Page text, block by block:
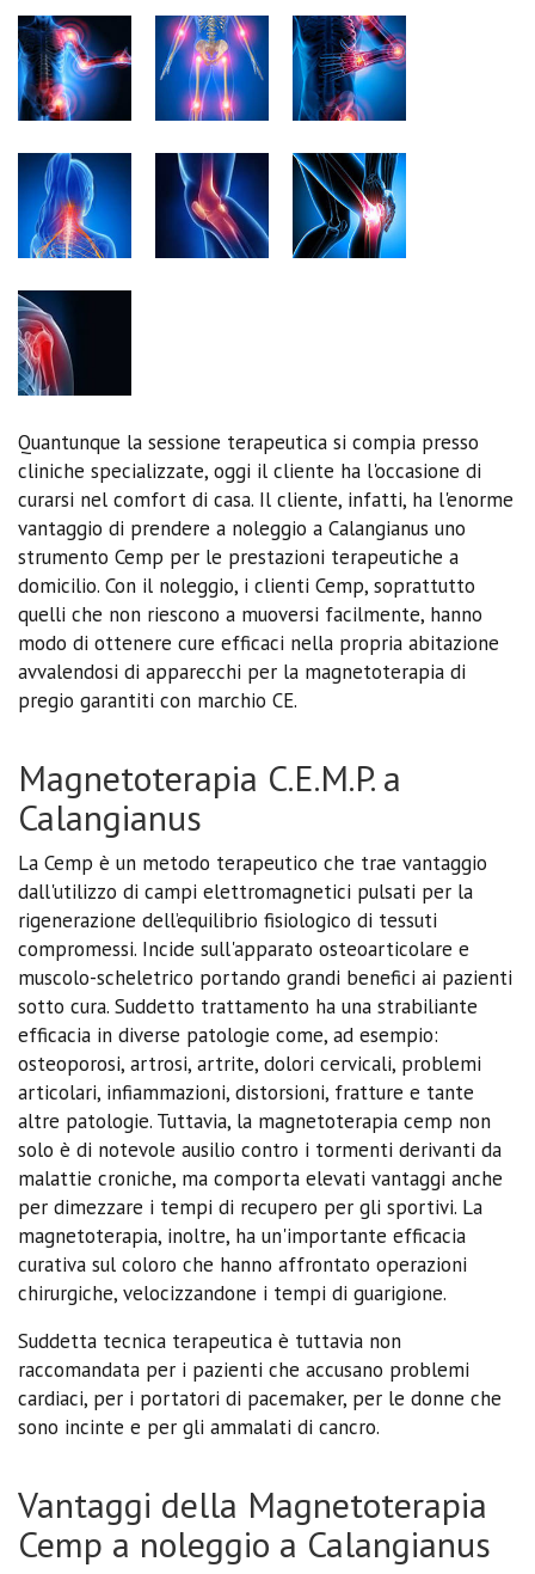
Quantunque la sessione terapeutica si compia presso
cliniche specializzate, oggi il cliente ha l'occasione di
curarsi nel comfort di casa. Il cliente, infatti, ha l'enorme
vantaggio di prendere a noleggio a Calangianus uno
strumento Cemp per le prestazioni terapeutiche a
domicilio. Con il noleggio, i clienti Cemp, soprattutto
quelli che non riescono a muoversi facilmente, hanno
modo di ottenere cure efficaci nella propria abitazione
avvalendosi di apparecchi per la magnetoterapia di
pregio garantiti con marchio CE.
Magnetoterapia C.E.M.P. a
Calangianus
La Cemp è un metodo terapeutico che trae vantaggio
dall'utilizzo di campi elettromagnetici pulsati per la
rigenerazione dell’equilibrio fisiologico di tessuti
compromessi. Incide sull'apparato osteoarticolare e
muscolo-scheletrico portando grandi benefici ai pazienti
sotto cura. Suddetto trattamento ha una strabiliante
efficacia in diverse patologie come, ad esempio:
osteoporosi, artrosi, artrite, dolori cervicali, problemi
articolari, infiammazioni, distorsioni, fratture e tante
altre patologie. Tuttavia, la magnetoterapia cemp non
solo è di notevole ausilio contro i tormenti derivanti da
malattie croniche, ma comporta elevati vantaggi anche
per dimezzare i tempi di recupero per gli sportivi. La
magnetoterapia, inoltre, ha un'importante efficacia
curativa sul coloro che hanno affrontato operazioni
chirurgiche, velocizzandone i tempi di guarigione.
Suddetta tecnica terapeutica è tuttavia non
raccomandata per i pazienti che accusano problemi
cardiaci, per i portatori di pacemaker, per le donne che
sono incinte e per gli ammalati di cancro.
Vantaggi della Magnetoterapia
Cemp a noleggio a Calangianus